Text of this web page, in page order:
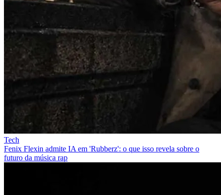
Tech
Fenix Flexin admite IA em 'Rubberz': o que isso revela sobre o
futuro da música rap